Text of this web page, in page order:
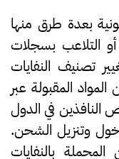
بعدة طرق منها
أو التلاعب بسجلات
تصنيف النفايات
المقبولة عبر
النافذين في الدول
وتنزيل الشحن.
بالنفايات